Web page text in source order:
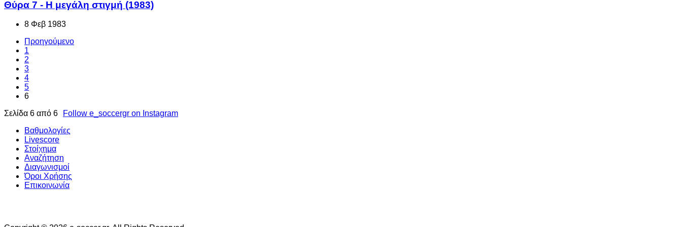
Θύρα 7 - Η μεγάλη στιγμή (1983)
8 Φεβ 1983
Προηγούμενο
1
2
3
4
5
6
Σελίδα 6 από 6
Follow e_soccergr on Instagram
Βαθμολογίες
Livescore
Στοίχημα
Αναζήτηση
Διαγωνισμοί
Όροι Χρήσης
Επικοινωνία